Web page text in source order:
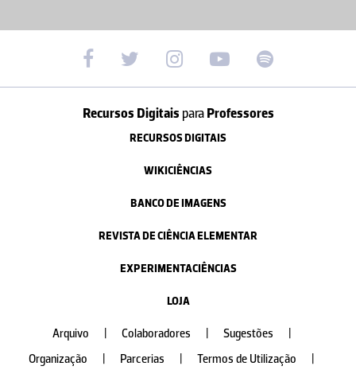
Recursos Digitais paraProfessores
RECURSOS DIGITAIS
WIKICIÊNCIAS
BANCO DE IMAGENS
REVISTA DE CIÊNCIA ELEMENTAR
EXPERIMENTACIÊNCIAS
LOJA
Arquivo Colaboradores Sugestões
Organização
Parcerias Termos de Utilização